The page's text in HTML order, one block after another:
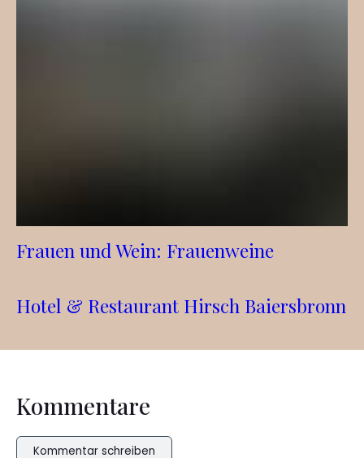
Frauen und Wein: Frauenweine
Hotel & Restaurant Hirsch Baiersbronn
Kommentare
Kommentar schreiben